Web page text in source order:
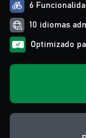
6
10 idiomas
Optimizado